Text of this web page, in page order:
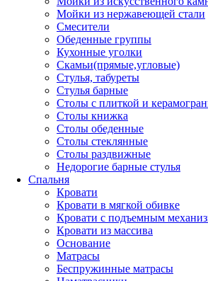
Мойки из нержавеющей стали
Смесители
Обеденные группы
Кухонные уголки
Скамьи(прямые,угловые)
Стулья, табуреты
Стулья барные
Столы с плиткой и
Столы книжка
Столы обеденные
Столы стеклянные
Столы раздвижные
Недорогие барные стулья
Спальня
Кровати
Кровати в мягкой обивке
Кровати с подъемным
Кровати из массива
Основание
Матрасы
Беспружинные матрасы